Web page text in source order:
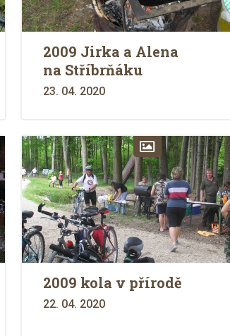
2009 Jirka a Alena
na Stříbrňáku
23. 04. 2020
2009 kola v přírodě
22. 04. 2020